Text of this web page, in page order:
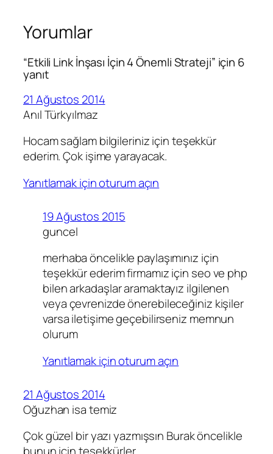
Yorumlar
“Etkili Link İnşası İçin 4 Önemli Strateji” için 6
yanıt
21 Ağustos 2014
Anıl Türkyılmaz
Hocam sağlam bilgileriniz için teşekkür
ederim. Çok işime yarayacak.
Yanıtlamak için oturum açın
19 Ağustos 2015
guncel
merhaba öncelikle paylaşımınız için
teşekkür ederim firmamız için seo ve php
bilen arkadaşlar aramaktayız ilgilenen
veya çevrenizde önerebileceğiniz kişiler
varsa iletişime geçebilirseniz memnun
olurum
Yanıtlamak için oturum açın
21 Ağustos 2014
Oğuzhan isa temiz
Çok güzel bir yazı yazmışsın Burak öncelikle